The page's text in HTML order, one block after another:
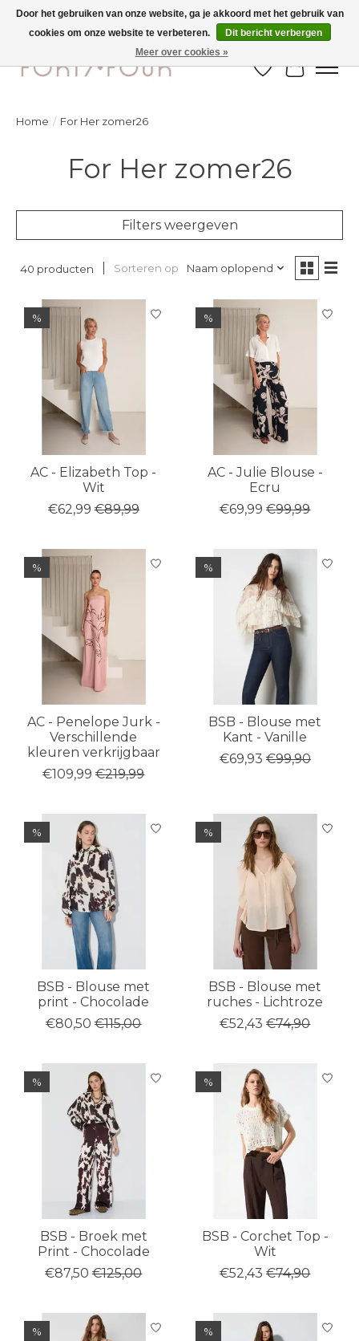
Ontdek de nieuwe najaarscollectie nu in de winkel - selectie online
Verlanglijst
Home / For Her zomer26
For Her zomer26
Filters weergeven
40 producten Sorteren op Naam oplopend
%
AC - Elizabeth Top -
Wit
€62,99 €89,99
%
AC - Julie Blouse -
Ecru
€69,99 €99,99
%
AC - Penelope Jurk -
Verschillende
kleuren verkrijgbaar
€109,99 €219,99
%
BSB - Blouse met
Kant - Vanille
€69,93 €99,90
%
BSB - Blouse met
print - Chocolade
€80,50 €115,00
%
BSB - Blouse met
ruches - Lichtroze
€52,43 €74,90
%
BSB - Broek met
Print - Chocolade
€87,50 €125,00
%
BSB - Corchet Top -
Wit
€52,43 €74,90
% %
Door het gebruiken van onze website, ga je akkoord met het gebruik van
cookies om onze website te verbeteren.
Dit bericht verbergen
Meer over cookies »